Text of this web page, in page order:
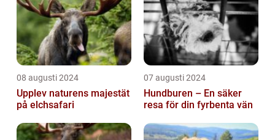
08 augusti 2024
Upplev naturens majestät
på elchsafari
07 augusti 2024
Hundburen – En säker
resa för din fyrbenta vän